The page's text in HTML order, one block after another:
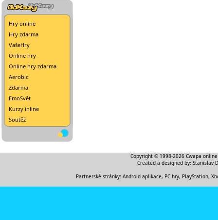
Hry online
Hry zdarma
VašeHry
Online hry
Online hry zdarma
Aerobic
Zdarma
EmoSvět
Kurzy inline
Soutěž
Copyright © 1998-2026 Cwapa
Created a designed by: Stanislav
Partnerské stránky: Android aplikace, PC hry, PlayStation,